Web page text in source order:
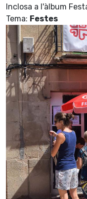
Inclosa a l'àlbum
Tema: Festes